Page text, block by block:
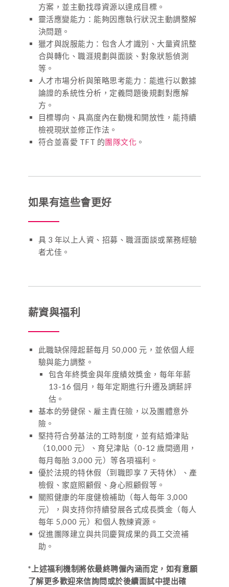
方案，並主動找尋資源以達成目標。
靈活應變能力：能夠因應執行狀況主動調整解
決問題。
獵才與說服能力：包含人才識別、大量資訊整
合與轉化、職涯規劃與面談、對象狀態偵測
等。
人才市場分析與策略思考能力：能進行以數據
論證的系統性分析，定義問題後規劃對應解
方。
目標導向、具高度內在動機和開放性，能持續
檢視現狀並修正作法。
符合並喜愛 TFT 的團隊文化 。
如果有這些會更好
具 3 年以上人資、招募、職涯面談或業務經驗
者尤佳。
薪資與福利
此職缺保障起薪每月 50,000 元，並依個人經
驗與能力調整。
包含年終獎金與年度績效獎金，每年年薪
13-16 個月，每年定期進行升遷及調薪評
估。
基本的勞健保、雇主責任險，以及團體意外
險。
堅持符合勞基法的工時制度，並有結婚津貼
（10,000 元）、育兒津貼（0-12 歲間適用，
每月每胎 3,000 元）等各項福利。
優於法規的特休假（到職即享 7 天特休）、產
檢假、家庭照顧假、身心照顧假等。
關照健康的年度健檢補助（每人每年 3,000
元），與支持你持續發展各式成長獎金（每人
每年 5,000 元）和個人教練資源。
促進團隊建立與共同慶賀成果的員工交流補
助。
*上述福利機制將依最終聘僱內涵而定，如有意願
了解更多歡迎來信詢問或於後續面試中提出確